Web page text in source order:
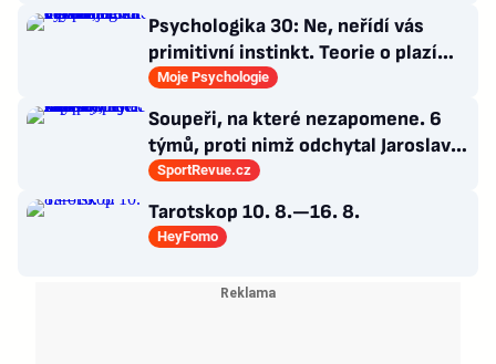
Psychologika 30: Ne, neřídí vás
primitivní instinkt. Teorie o plazím
mozku jen dokonalá výmluva
Moje Psychologie
Soupeři, na které nezapomene. 6
týmů, proti nimž odchytal Jaroslav
Drobný nejvíc zápasů v kariéře
SportRevue.cz
Tarotskop 10. 8.—16. 8.
HeyFomo